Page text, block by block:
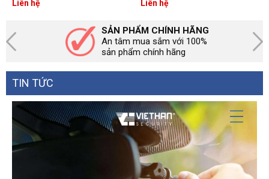
2230]
Liên hệ
60T
Liên hệ
SẢN PHẨM CHÍNH HÃNG
An tâm mua sắm với 100%
sản phẩm chính hãng
TIN TỨC